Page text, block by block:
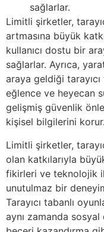
sağlarlar.
Limitli şirketler,
artmasına büyük
kullanıcı dostu bir
sağlarlar. Ayrıca,
araya geldiği tarayıcı
eğlence ve heyecan
gelişmiş güvenlik
kişisel bilgilerini korur.
Limitli şirketler,
olan katkılarıyla
fikirleri ve teknolojik
unutulmaz bir
Tarayıcı tabanlı
aynı zamanda